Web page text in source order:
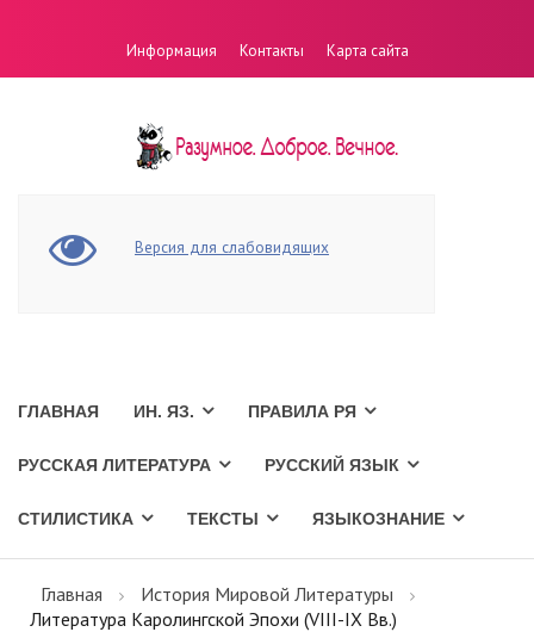
Информация Контакты Карта сайта
Версия для слабовидящих
ГЛАВНАЯ ИН. ЯЗ. ПРАВИЛА РЯ
РУССКАЯ ЛИТЕРАТУРА РУССКИЙ ЯЗЫК
СТИЛИСТИКА ТЕКСТЫ ЯЗЫКОЗНАНИЕ
Главная
История Мировой Литературы
Литература Каролингской Эпохи (VIII-IX Вв.)